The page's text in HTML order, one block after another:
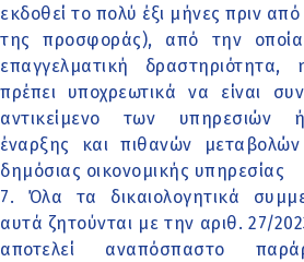
εκδοθεί το πολύ έξι μήνες πριν
της προσφοράς), από την
επαγγελματική
πρέπει υποχρεωτικά να είναι
αντικείμενο των υπηρεσιών
έναρξης και πιθανών μεταβολών
δημόσιας οικονομικής υπηρεσίας
7. Όλα τα δικαιολογητικά
αυτά ζητούνται με την αριθ. 27/
αποτελεί αναπόσπαστο